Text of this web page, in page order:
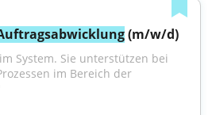
(m/w/d)
System. Sie unterstützen bei